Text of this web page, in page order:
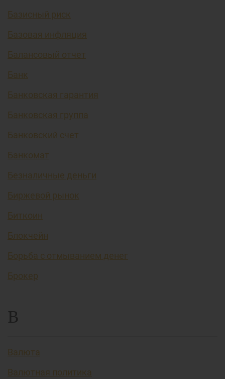
Базисный риск
Базовая инфляция
Балансовый отчет
Банк
Банковская гарантия
Банковская группа
Банковский счет
Банкомат
Безналичные деньги
Биржевой рынок
Биткоин
Блокчейн
Борьба с отмыванием денег
Брокер
В
Валюта
Валютная политика